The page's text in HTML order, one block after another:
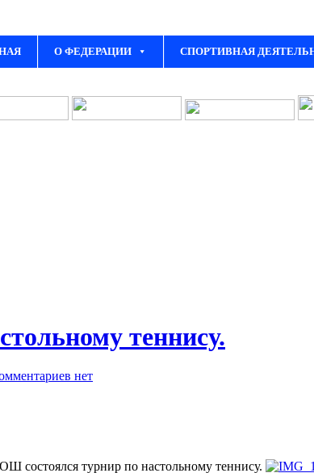
О ФЕДЕРАЦИИ СПОРТИВНАЯ
теннису.
нет
состоялся турнир по настольному теннису.